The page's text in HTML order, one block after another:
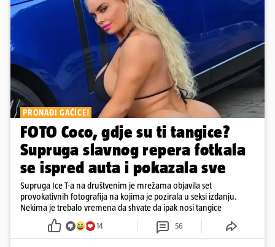
PRONAĐI GAĆICE!
FOTO Coco, gdje su ti tangice?
Supruga slavnog repera fotkala
se ispred auta i pokazala sve
Supruga Ice T-a na društvenim je mrežama objavila set
provokativnih fotografija na kojima je pozirala u seksi izdanju.
Nekima je trebalo vremena da shvate da ipak nosi tangice
14 56